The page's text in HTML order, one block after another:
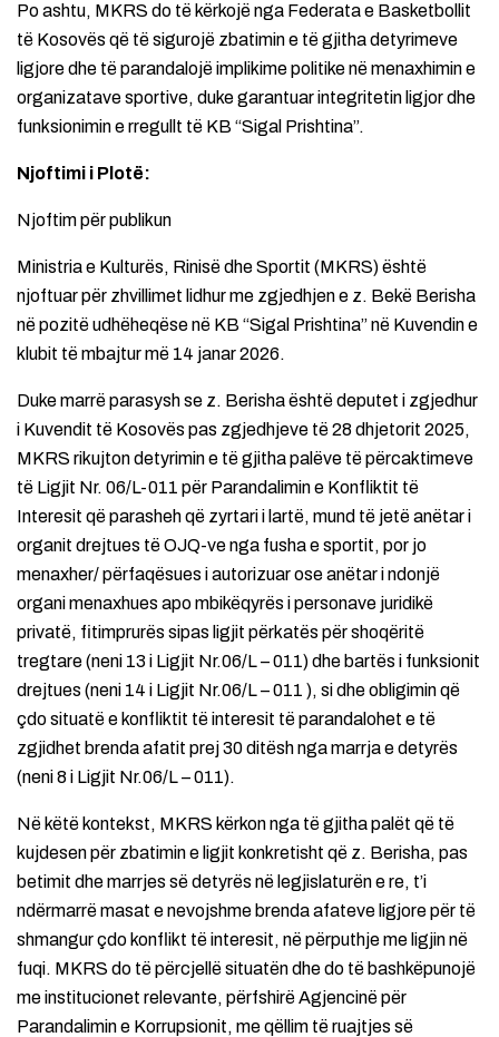
Po ashtu, MKRS do të kërkojë nga Federata e Basketbollit
të Kosovës që të sigurojë zbatimin e të gjitha detyrimeve
ligjore dhe të parandalojë implikime politike në menaxhimin e
organizatave sportive, duke garantuar integritetin ligjor dhe
funksionimin e rregullt të KB “Sigal Prishtina”.
Njoftimi i Plotë:
Njoftim për publikun
Ministria e Kulturës, Rinisë dhe Sportit (MKRS) është
njoftuar për zhvillimet lidhur me zgjedhjen e z. Bekë Berisha
në pozitë udhëheqëse në KB “Sigal Prishtina” në Kuvendin e
klubit të mbajtur më 14 janar 2026.
Duke marrë parasysh se z. Berisha është deputet i zgjedhur
i Kuvendit të Kosovës pas zgjedhjeve të 28 dhjetorit 2025,
MKRS rikujton detyrimin e të gjitha palëve të përcaktimeve
të Ligjit Nr. 06/L-011 për Parandalimin e Konfliktit të
Interesit që parasheh që zyrtari i lartë, mund të jetë anëtar i
organit drejtues të OJQ-ve nga fusha e sportit, por jo
menaxher/ përfaqësues i autorizuar ose anëtar i ndonjë
organi menaxhues apo mbikëqyrës i personave juridikë
privatë, fitimprurës sipas ligjit përkatës për shoqëritë
tregtare (neni 13 i Ligjit Nr.06/L – 011) dhe bartës i funksionit
drejtues (neni 14 i Ligjit Nr.06/L – 011 ), si dhe obligimin që
çdo situatë e konfliktit të interesit të parandalohet e të
zgjidhet brenda afatit prej 30 ditësh nga marrja e detyrës
(neni 8 i Ligjit Nr.06/L – 011).
Në këtë kontekst, MKRS kërkon nga të gjitha palët që të
kujdesen për zbatimin e ligjit konkretisht që z. Berisha, pas
betimit dhe marrjes së detyrës në legjislaturën e re, t’i
ndërmarrë masat e nevojshme brenda afateve ligjore për të
shmangur çdo konflikt të interesit, në përputhje me ligjin në
fuqi. MKRS do të përcjellë situatën dhe do të bashkëpunojë
me institucionet relevante, përfshirë Agjencinë për
Parandalimin e Korrupsionit, me qëllim të ruajtjes së